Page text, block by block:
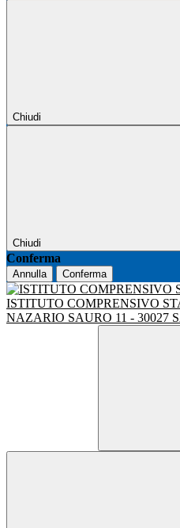
Chiudi
Chiudi
Conferma
Annulla Conferma
ISTITUTO COMPRENSIVO
NAZARIO SAURO 11 - 30027